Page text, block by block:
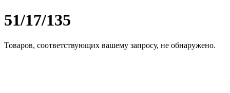
51/17/135
Товаров, соответствующих вашему запросу, не обнаружено.